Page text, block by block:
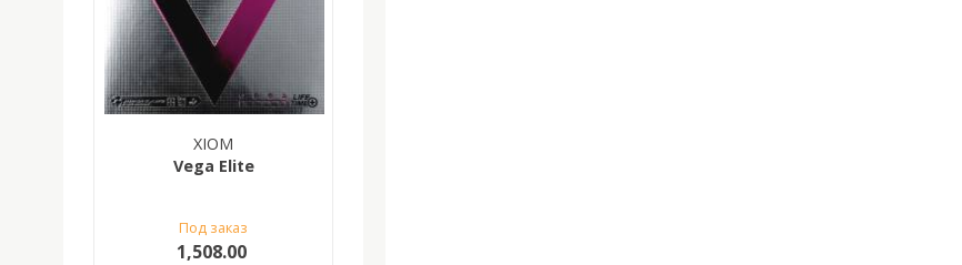
XIOM
Vega Elite
Под заказ
1,508.00